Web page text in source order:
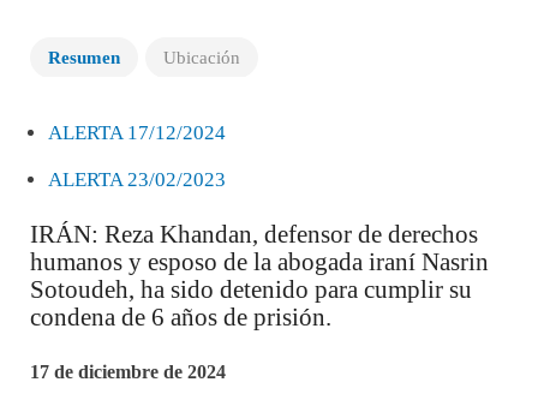
Resumen Ubicación
ALERTA 17/12/2024
ALERTA 23/02/2023
IRÁN: Reza Khandan, defensor de derechos
humanos y esposo de la abogada iraní Nasrin
Sotoudeh, ha sido detenido para cumplir su
condena de 6 años de prisión.
17 de diciembre de 2024